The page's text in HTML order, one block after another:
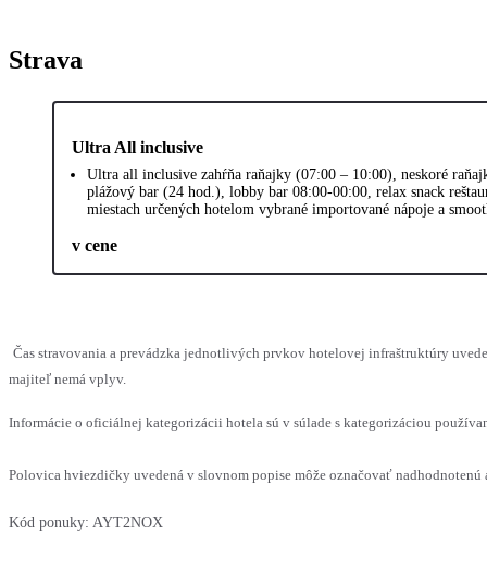
Strava
Ultra All inclusive
Ultra all inclusive zahŕňa raňajky (07:00 – 10:00), neskoré
plážový bar (24 hod.), lobby bar 08:00-00:00, relax snack
miestach určených hotelom vybrané importované nápoje a
v cene
Čas stravovania a prevádzka jednotlivých prvkov hotelovej infraštruktúry
majiteľ nemá vplyv.
Informácie o oficiálnej kategorizácii hotela sú v súlade s kategorizáciou
Polovica hviezdičky uvedená v slovnom popise môže označovať
Kód ponuky: AYT2NOX